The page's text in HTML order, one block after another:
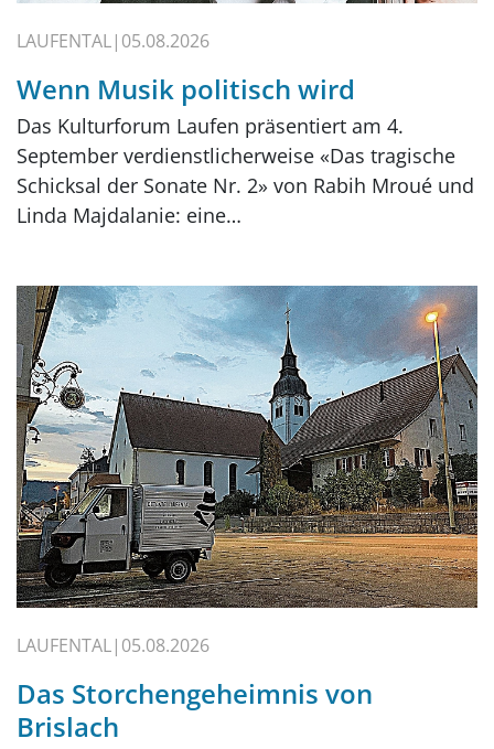
LAUFENTAL 05.08.2026
Wenn Musik politisch wird
Das Kulturforum Laufen präsentiert am 4.
September verdienstlicherweise «Das tragische
Schicksal der Sonate Nr. 2» von Rabih Mroué und
Linda Majdalanie: eine…
LAUFENTAL 05.08.2026
Das Storchengeheimnis von
Brislach